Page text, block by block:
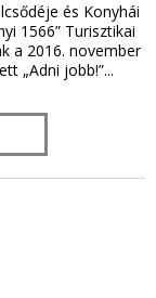
és Konyhái
1566” Turisztikai
a 2016. november
„Adni jobb!”...